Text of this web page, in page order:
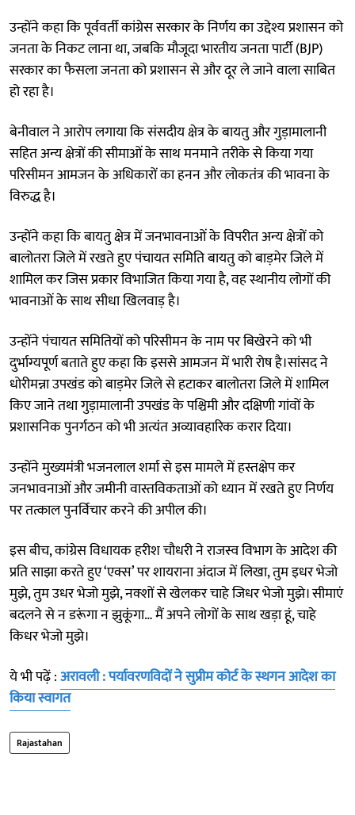
उन्होंने कहा कि पूर्ववर्ती कांग्रेस सरकार के निर्णय का उद्देश्य प्रशासन को
जनता के निकट लाना था, जबकि मौजूदा भारतीय जनता पार्टी (BJP)
सरकार का फैसला जनता को प्रशासन से और दूर ले जाने वाला साबित
हो रहा है।
बेनीवाल ने आरोप लगाया कि संसदीय क्षेत्र के बायतु और गुड़ामालानी
सहित अन्य क्षेत्रों की सीमाओं के साथ मनमाने तरीके से किया गया
परिसीमन आमजन के अधिकारों का हनन और लोकतंत्र की भावना के
विरुद्ध है।
उन्होंने कहा कि बायतु क्षेत्र में जनभावनाओं के विपरीत अन्य क्षेत्रों को
बालोतरा जिले में रखते हुए पंचायत समिति बायतु को बाड़मेर जिले में
शामिल कर जिस प्रकार विभाजित किया गया है, वह स्थानीय लोगों की
भावनाओं के साथ सीधा खिलवाड़ है।
उन्होंने पंचायत समितियों को परिसीमन के नाम पर बिखेरने को भी
दुर्भाग्यपूर्ण बताते हुए कहा कि इससे आमजन में भारी रोष है।सांसद ने
धोरीमन्ना उपखंड को बाड़मेर जिले से हटाकर बालोतरा जिले में शामिल
किए जाने तथा गुड़ामालानी उपखंड के पश्चिमी और दक्षिणी गांवों के
प्रशासनिक पुनर्गठन को भी अत्यंत अव्यावहारिक करार दिया।
उन्होंने मुख्यमंत्री भजनलाल शर्मा से इस मामले में हस्तक्षेप कर
जनभावनाओं और जमीनी वास्तविकताओं को ध्यान में रखते हुए निर्णय
पर तत्काल पुनर्विचार करने की अपील की।
इस बीच, कांग्रेस विधायक हरीश चौधरी ने राजस्व विभाग के आदेश की
प्रति साझा करते हुए ‘एक्स’ पर शायराना अंदाज में लिखा, तुम इधर भेजो
मुझे, तुम उधर भेजो मुझे, नक्शों से खेलकर चाहे जिधर भेजो मुझे। सीमाएं
बदलने से न डरूंगा न झुकूंगा… मैं अपने लोगों के साथ खड़ा हूं, चाहे
किधर भेजो मुझे।
ये भी पढ़ें :अरावली : पर्यावरणविदों ने सुप्रीम कोर्ट के स्थगन आदेश का
किया स्वागत
Rajastahan